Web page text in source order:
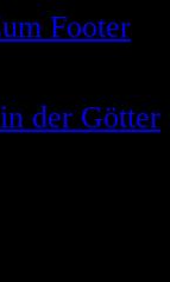
Footer